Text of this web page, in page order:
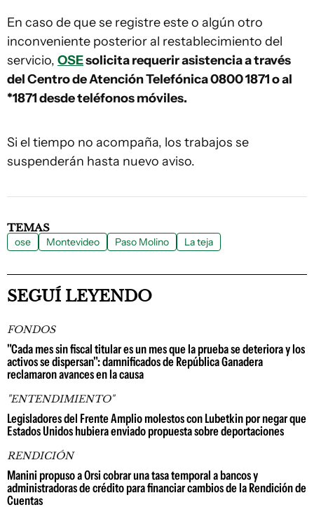
En caso de que se registre este o algún otro
inconveniente posterior al restablecimiento del
servicio, OSEsolicita requerir asistencia a través
del Centro de Atención Telefónica 0800 1871 o al
*1871 desde teléfonos móviles.
Si el tiempo no acompaña, los trabajos se
suspenderán hasta nuevo aviso.
TEMAS
ose Montevideo Paso Molino La teja
SEGUÍ LEYENDO
FONDOS
"Cada mes sin fiscal titular es un mes que la prueba se deteriora y los
activos se dispersan": damnificados de República Ganadera
reclamaron avances en la causa
"ENTENDIMIENTO"
Legisladores del Frente Amplio molestos con Lubetkin por negar que
Estados Unidos hubiera enviado propuesta sobre deportaciones
RENDICIÓN
Manini propuso a Orsi cobrar una tasa temporal a bancos y
administradoras de crédito para financiar cambios de la Rendición de
Cuentas